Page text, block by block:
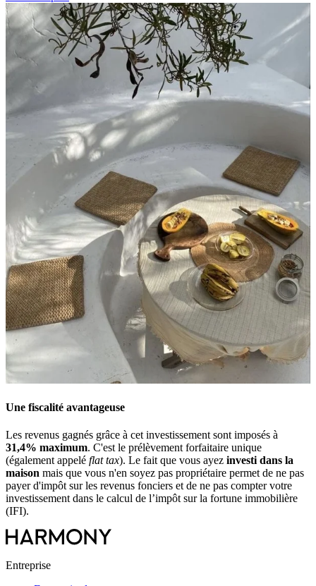
Une fiscalité avantageuse
Les revenus gagnés grâce à cet investissement sont imposés à
31,4% maximum. C'est le prélèvement forfaitaire unique
(également appelé flat tax). Le fait que vous ayez investi dans la
maison mais que vous n'en soyez pas propriétaire permet de ne pas
payer d'impôt sur les revenus fonciers et de ne pas compter votre
investissement dans le calcul de l’impôt sur la fortune immobilière
(IFI).
Entreprise